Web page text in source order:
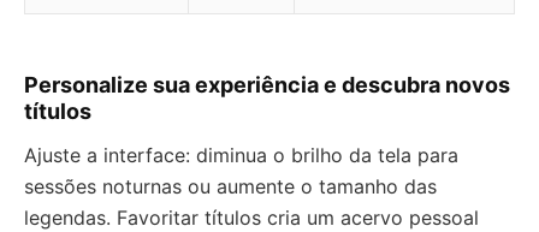
Personalize sua experiência e descubra novos
títulos
Ajuste a interface: diminua o brilho da tela para
sessões noturnas ou aumente o tamanho das
legendas. Favoritar títulos cria um acervo pessoal